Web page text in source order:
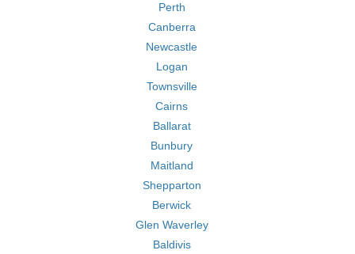
Perth
Canberra
Newcastle
Logan
Townsville
Cairns
Ballarat
Bunbury
Maitland
Shepparton
Berwick
Glen Waverley
Baldivis